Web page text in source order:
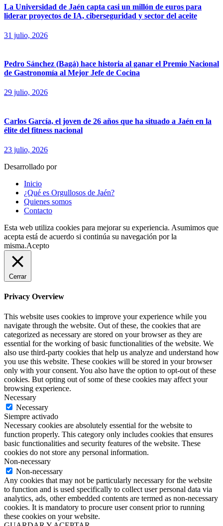
La Universidad de Jaén capta casi un millón de euros para
liderar proyectos de IA, ciberseguridad y sector del aceite
31 julio, 2026
Pedro Sánchez (Bagá) hace historia al ganar el Premio Nacional
de Gastronomía al Mejor Jefe de Cocina
29 julio, 2026
Carlos García, el joven de 26 años que ha situado a Jaén en la
élite del fitness nacional
23 julio, 2026
Desarrollado por
Inicio
¿Qué es Orgullosos de Jaén?
Quienes somos
Contacto
Esta web utiliza cookies para mejorar su experiencia. Asumimos que
acepta está de acuerdo si continúa su navegación por la
misma.Acepto
Cerrar
Privacy Overview
This website uses cookies to improve your experience while you
navigate through the website. Out of these, the cookies that are
categorized as necessary are stored on your browser as they are
essential for the working of basic functionalities of the website. We
also use third-party cookies that help us analyze and understand how
you use this website. These cookies will be stored in your browser
only with your consent. You also have the option to opt-out of these
cookies. But opting out of some of these cookies may affect your
browsing experience.
Necessary
Necessary
Siempre activado
Necessary cookies are absolutely essential for the website to
function properly. This category only includes cookies that ensures
basic functionalities and security features of the website. These
cookies do not store any personal information.
Non-necessary
Non-necessary
Any cookies that may not be particularly necessary for the website
to function and is used specifically to collect user personal data via
analytics, ads, other embedded contents are termed as non-necessary
cookies. It is mandatory to procure user consent prior to running
these cookies on your website.